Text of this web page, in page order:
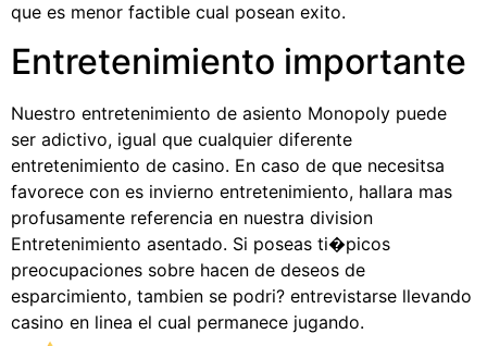
que es menor factible cual posean exito.
Entretenimiento importante
Nuestro entretenimiento de asiento Monopoly puede
ser adictivo, igual que cualquier diferente
entretenimiento de casino. En caso de que necesitsa
favorece con es invierno entretenimiento, hallara mas
profusamente referencia en nuestra division
Entretenimiento asentado. Si poseas ti�picos
preocupaciones sobre hacen de deseos de
esparcimiento, tambien se podri? entrevistarse llevando
casino en linea el cual permanece jugando.